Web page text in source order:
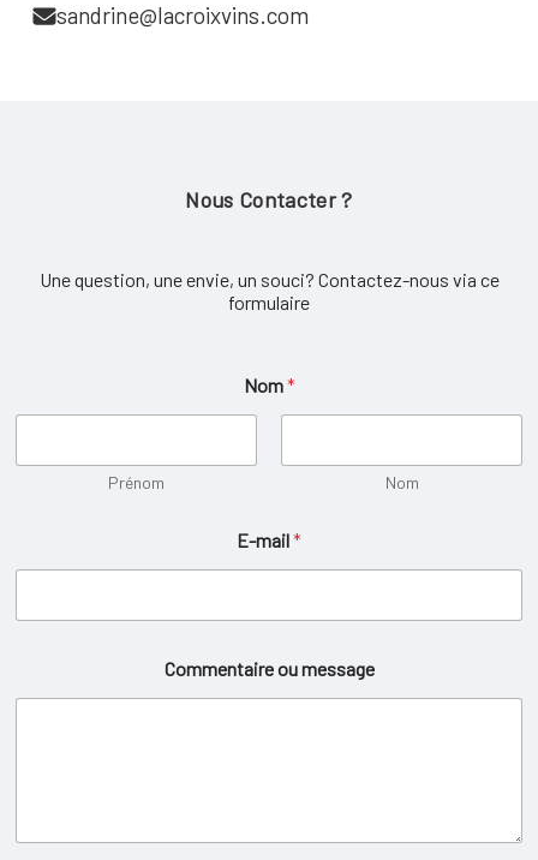
sandrine@lacroixvins.com
Nous Contacter ?
Une question, une envie, un souci? Contactez-nous via ce
formulaire
Nom*
Prénom Nom
E-mail*
Commentaire ou message